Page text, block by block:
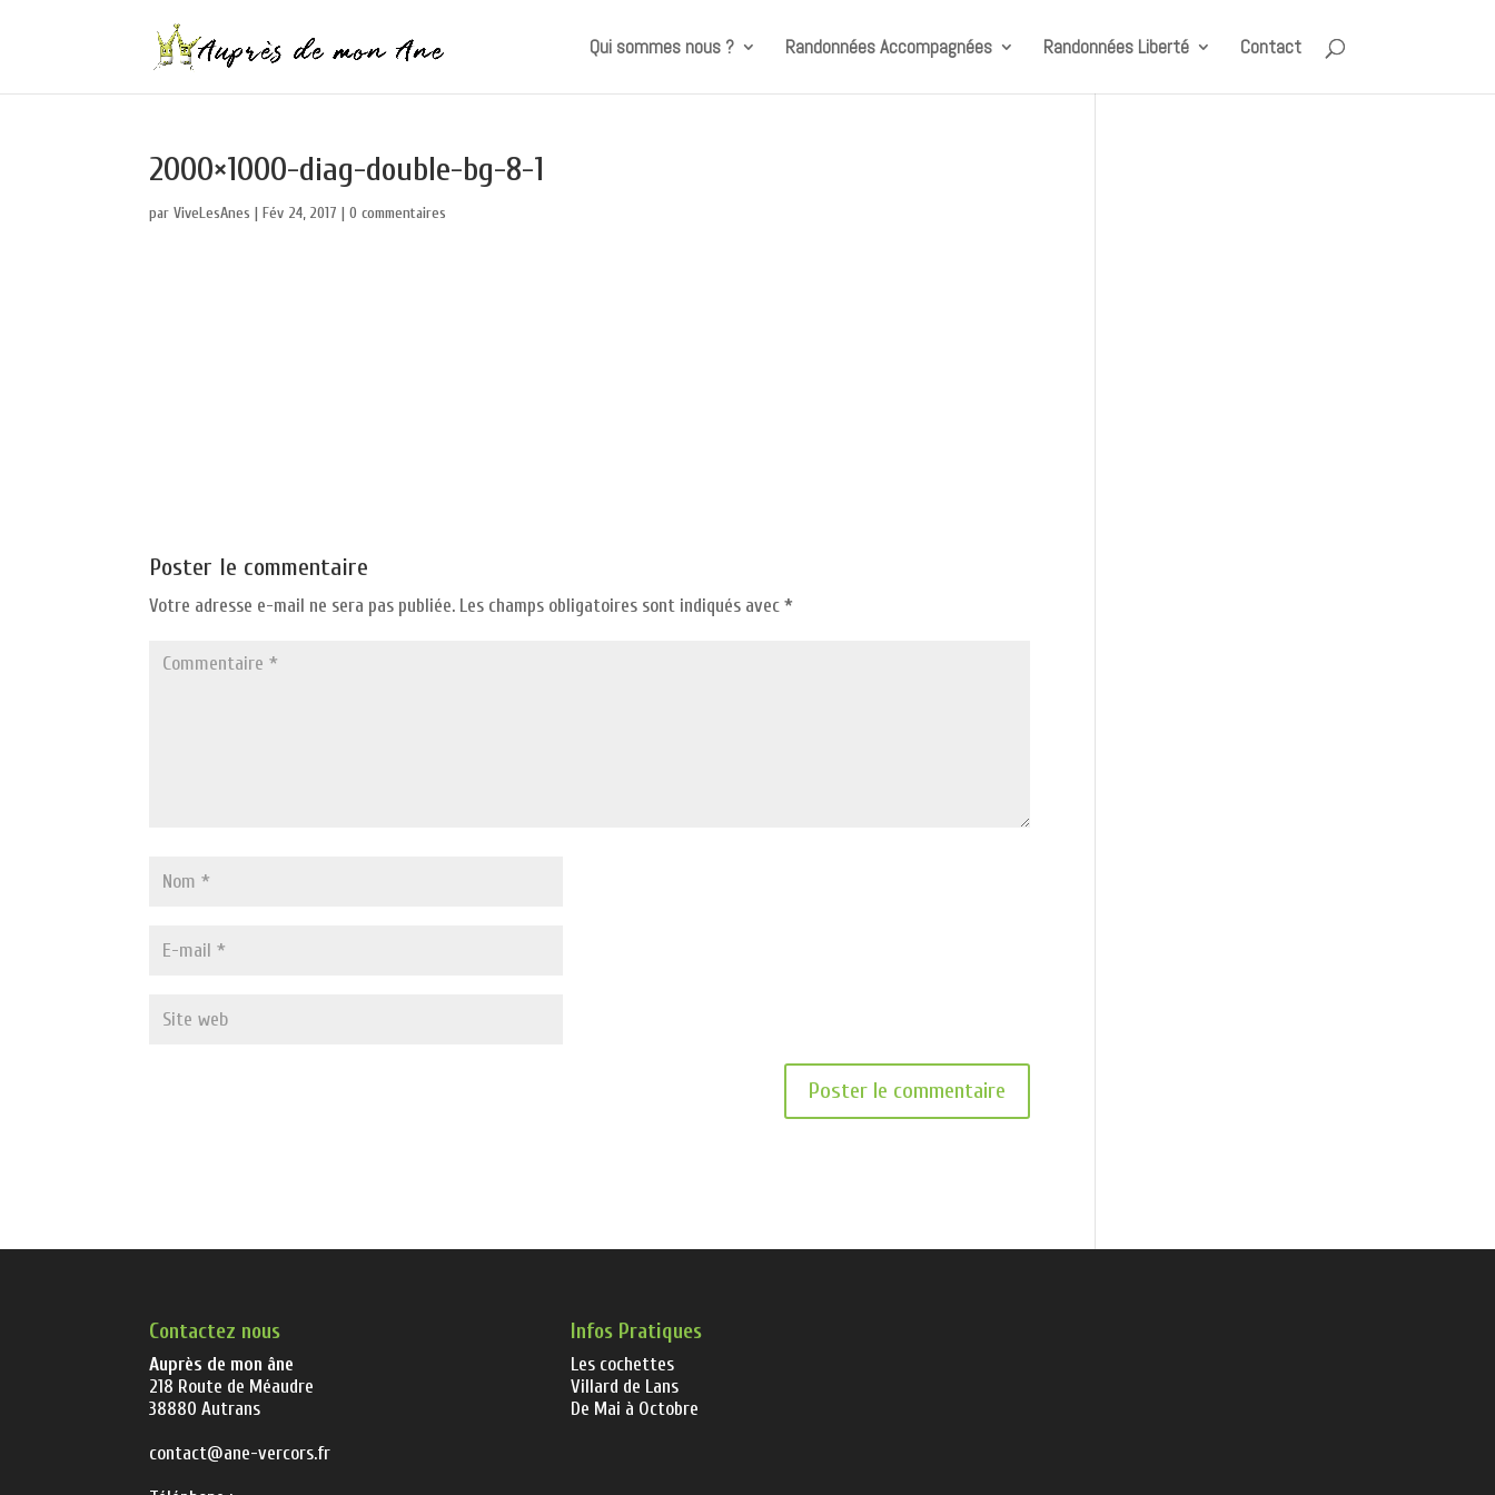
Qui sommes nous ? Randonnées Accompagnées Randonnées Liberté Contact
2000×1000-diag-double-bg-8-1
parViveLesAnes |Fév 24, 2017 |0 commentaires
Poster le commentaire
Votre adresse e-mail ne sera pas publiée. Les champs obligatoires sont indiqués avec*
Contactez nous
Auprès de mon âne
218 Route de Méaudre
38880 Autrans
contact@ane-vercors.fr
Infos Pratiques
Les cochettes
Villard de Lans
De Mai à Octobre